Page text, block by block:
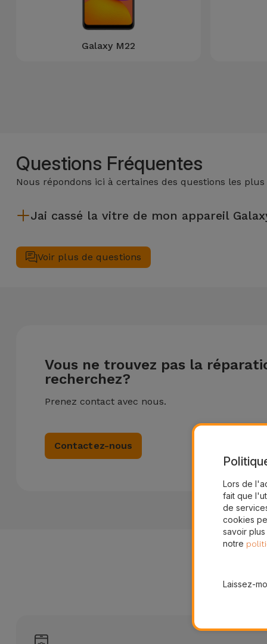
iPad et
Tablette
Kids
Voir
tout
Galaxy M22
Questions Fréquentes
Nous répondons ici à certaines des questions les
Jai cassé la vitre de mon appareil
Voir plus de questions
Vous ne trouvez pas la
recherchez?
Prenez contact avec nous.
Contactez-nous
Lors de
fait que
de
cookies
savoir
notre
Laissez-